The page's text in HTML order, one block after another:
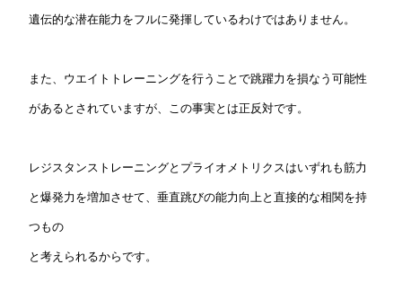
遺伝的な潜在能力をフルに発揮しているわけではありません。
また、ウエイトトレーニングを行うことで跳躍力を損なう可能性
があるとされていますが、この事実とは正反対です。
レジスタンストレーニングとプライオメトリクスはいずれも筋力
と爆発力を増加させて、垂直跳びの能力向上と直接的な相関を持
つもの
と考えられるからです。